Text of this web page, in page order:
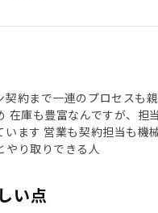
契約まで一連のプロセスも
在庫も豊富なんですが、担
います 営業も契約担当も機
やり取りできる人
い点